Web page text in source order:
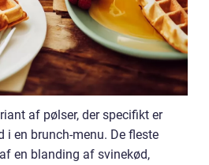
af pølser, der specifikt er
i en brunch-menu. De fleste
en blanding af svinekød,